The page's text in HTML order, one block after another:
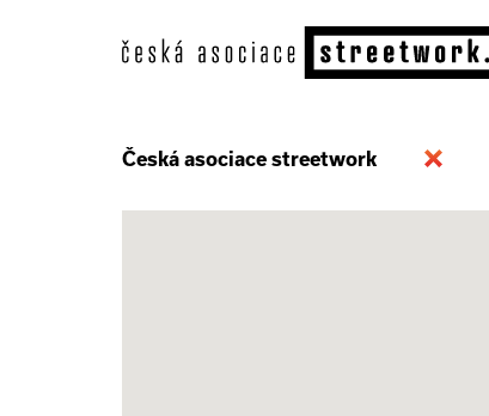
Česká asociace streetwork